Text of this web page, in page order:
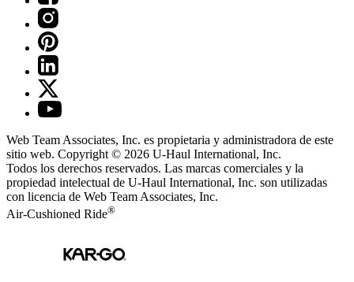
Web Team Associates, Inc. es propietaria y administradora de este
sitio web. Copyright © 2026 U-Haul International, Inc.
Todos los derechos reservados. Las marcas comerciales y la
propiedad intelectual de U-Haul International, Inc. son utilizadas
con licencia de Web Team Associates, Inc.
Air-Cushioned Ride®